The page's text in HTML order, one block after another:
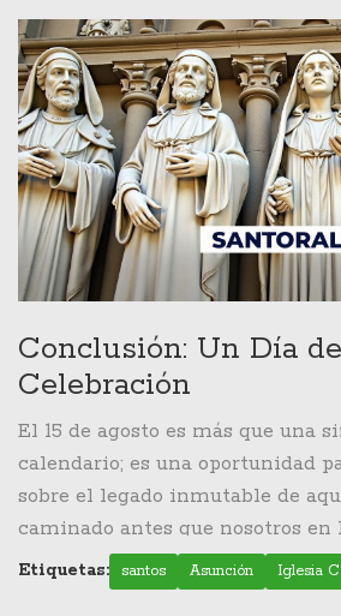
Ambrosio. Conocido por su
pastoral, Simpliciano jugó un
transición de una iglesia
tan destacada como Ambrosio.
contribuyeron a fortalecer la
en un periodo de cambio y
Conclusión: Un Día
Celebración
El 15 de agosto es más que una
calendario; es una oportunidad
sobre el legado inmutable de
caminado antes que nosotros en
desde los niños mártires hasta
evangelizadores y los obispos
Etiquetas: santos Asunción Iglesia